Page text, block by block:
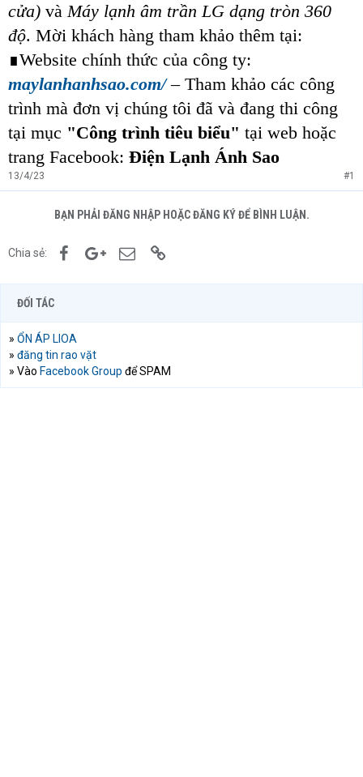
cửa) vàMáy lạnh âm trần LG dạng tròn 360
độ. Mời khách hàng tham khảo thêm tại:
∎Website chính thức của công ty:
maylanhanhsao.com/– Tham khảo các công
trình mà đơn vị chúng tôi đã và đang thi công
tại mục "Công trình tiêu biểu" tại web hoặc
trang Facebook: Điện Lạnh Ánh Sao
13/4/23 #1
BẠN PHẢI ĐĂNG NHẬP HOẶC ĐĂNG KÝ ĐỂ BÌNH LUẬN.
Chia sẻ: FacebookGoogle+Email
ĐỐI TÁC
» ỔN ÁP LIOA
» đăng tin rao vặt
» Vào Facebook Group để SPAM